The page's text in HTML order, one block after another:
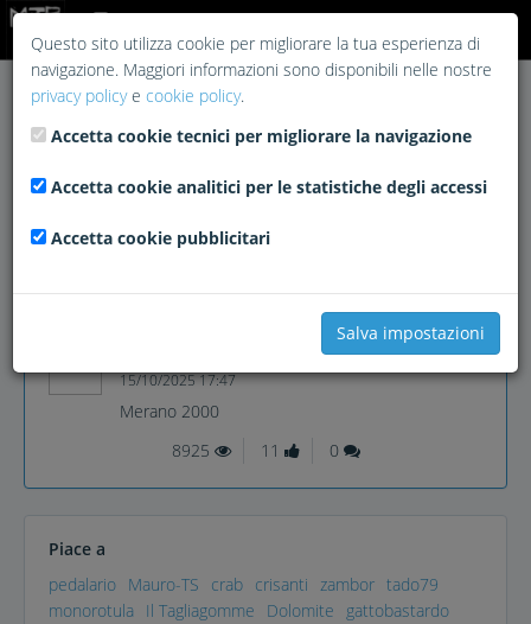
15/10/2025 17:47
Merano 2000
8925
11 0
Piace a
pedalario Mauro-TS crab crisanti zambor tado79
monorotula Il Tagliagomme Dolomite
gattobastardo
Questo sito utilizza cookie per migliorare la tua esperienza di
navigazione. Maggiori informazioni sono disponibili nelle nostre
privacy policye cookie policy.
Accetta cookie tecnici per migliorare la navigazione
Accetta cookie analitici per le statistiche degli accessi
Accetta cookie pubblicitari
Salva impostazioni